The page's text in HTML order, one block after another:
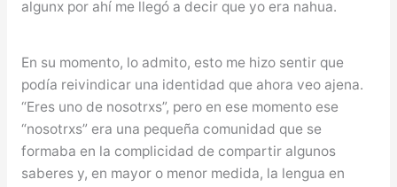
algunx por ahí me llegó a decir que yo era nahua.
En su momento, lo admito, esto me hizo sentir que
podía reivindicar una identidad que ahora veo ajena.
“Eres uno de nosotrxs”, pero en ese momento ese
“nosotrxs” era una pequeña comunidad que se
formaba en la complicidad de compartir algunos
saberes y, en mayor o menor medida, la lengua en